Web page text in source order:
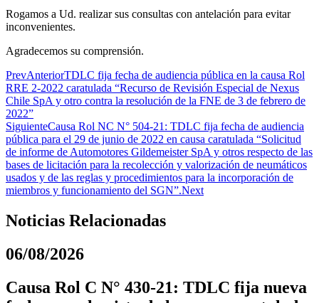
Rogamos a Ud. realizar sus consultas con antelación para evitar
inconvenientes.
Agradecemos su comprensión.
PrevAnteriorTDLC fija fecha de audiencia pública en la causa Rol
RRE 2-2022 caratulada “Recurso de Revisión Especial de Nexus
Chile SpA y otro contra la resolución de la FNE de 3 de febrero de
2022”
SiguienteCausa Rol NC N° 504-21: TDLC fija fecha de audiencia
pública para el 29 de junio de 2022 en causa caratulada “Solicitud
de informe de Automotores Gildemeister SpA y otros respecto de las
bases de licitación para la recolección y valorización de neumáticos
usados y de las reglas y procedimientos para la incorporación de
miembros y funcionamiento del SGN”.Next
Noticias Relacionadas
06/08/2026
Causa Rol C N° 430-21: TDLC fija nueva